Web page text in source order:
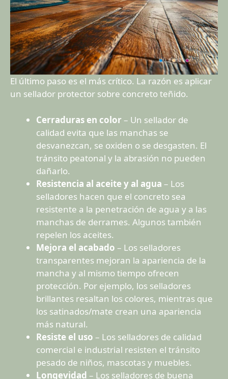
El último paso es el más crítico. La razón es aplicar
un sellador protector sobre concreto teñido.
Cerraduras en color– Un sellador de
calidad evita que las manchas se
desvanezcan, se oxiden o se desgasten. El
tránsito peatonal y la abrasión no pueden
dañarlo.
Resistencia al aceite y al agua – Los
selladores hacen que el concreto sea
resistente a la penetración de agua y a las
manchas de derrames. Algunos también
repelen los aceites.
Mejora el acabado – Los selladores
transparentes mejoran la apariencia de la
mancha y al mismo tiempo ofrecen
protección. Por ejemplo, los selladores
brillantes resaltan los colores, mientras que
los satinados/mate crean una apariencia
más natural.
Resiste el uso – Los selladores de calidad
comercial e industrial resisten el tránsito
pesado de niños, mascotas y muebles.
Longevidad – Los selladores de buena